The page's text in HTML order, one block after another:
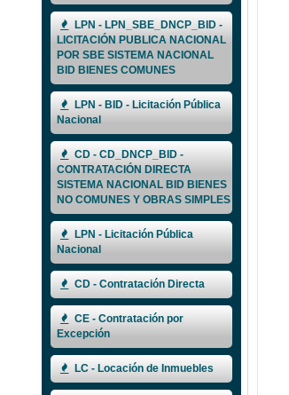
LPN - LPN_SBE_DNCP_BID -
LICITACIÓN PUBLICA NACIONAL
POR SBE SISTEMA NACIONAL
BID BIENES COMUNES
LPN - BID - Licitación Pública
Nacional
CD - CD_DNCP_BID -
CONTRATACIÓN DIRECTA
SISTEMA NACIONAL BID BIENES
NO COMUNES Y OBRAS SIMPLES
LPN - Licitación Pública
Nacional
CD - Contratación Directa
CE - Contratación por
Excepción
LC - Locación de Inmuebles